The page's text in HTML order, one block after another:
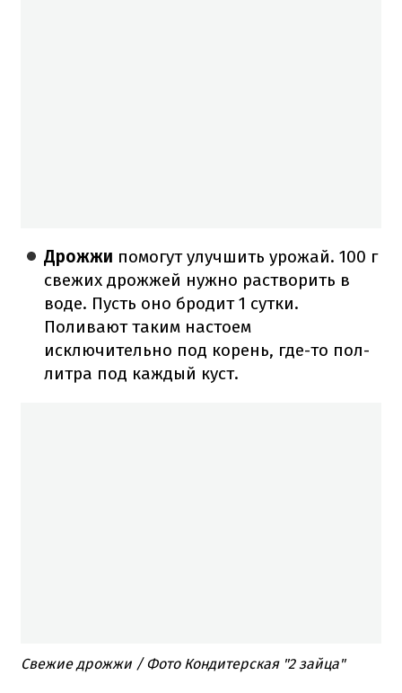
Дрожжи помогут улучшить урожай. 100 г
свежих дрожжей нужно растворить в
воде. Пусть оно бродит 1 сутки.
Поливают таким настоем
исключительно под корень, где-то пол-
литра под каждый куст.
Свежие дрожжи / Фото Кондитерская "2 зайца"